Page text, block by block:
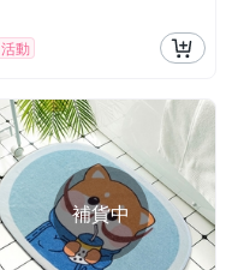
活動
補貨中